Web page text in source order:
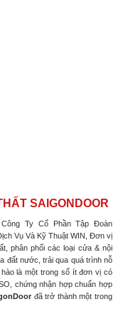
SAIGONDOOR
Ty Cổ Phần Tập Đoàn
Vụ Và Kỹ Thuật WIN, Đơn vị
phân phối các loại cửa & nội
đất nước, trải qua quá trình nỗ
là một trong số ít đơn vị có
chứng nhận hợp chuẩn hợp
đã trở thành một trong